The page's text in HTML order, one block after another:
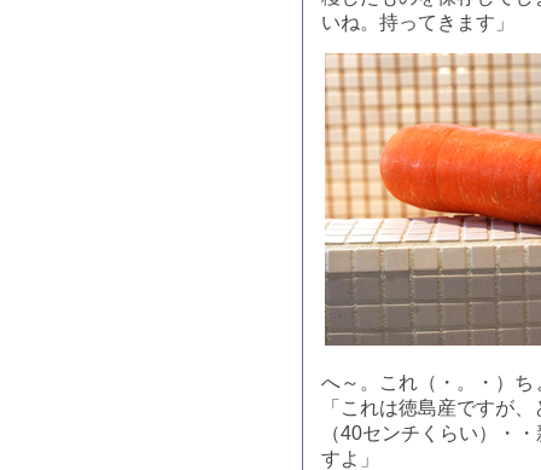
いね。持ってきます」
へ～。これ（・。・）
「これは徳島産ですが
（40センチくらい）・
すよ」